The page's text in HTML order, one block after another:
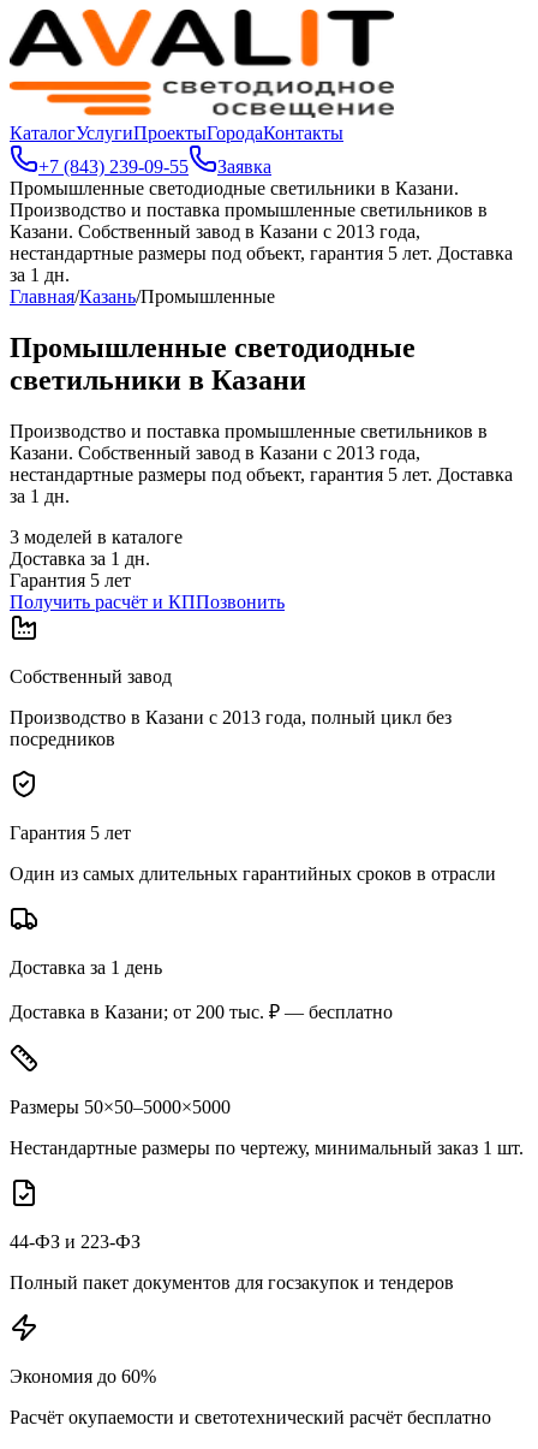
КаталогУслугиПроектыГородаКонтакты
+7 (843) 239-09-55
Заявка
Промышленные светодиодные светильники в Казани.
Производство и поставка промышленные светильников в
Казани. Собственный завод в Казани с 2013 года,
нестандартные размеры под объект, гарантия 5 лет. Доставка
за 1 дн.
Главная/Казань/Промышленные
Промышленные светодиодные
светильники в Казани
Производство и поставка промышленные светильников в
Казани. Собственный завод в Казани с 2013 года,
нестандартные размеры под объект, гарантия 5 лет. Доставка
за 1 дн.
3 моделей в каталоге
Доставка за 1 дн.
Гарантия 5 лет
Получить расчёт и КППозвонить
Собственный завод
Производство в Казани с 2013 года, полный цикл без
посредников
Гарантия 5 лет
Один из самых длительных гарантийных сроков в отрасли
Доставка за 1 день
Доставка в Казани; от 200 тыс. ₽ — бесплатно
Размеры 50×50–5000×5000
Нестандартные размеры по чертежу, минимальный заказ 1 шт.
44-ФЗ и 223-ФЗ
Полный пакет документов для госзакупок и тендеров
Экономия до 60%
Расчёт окупаемости и светотехнический расчёт бесплатно